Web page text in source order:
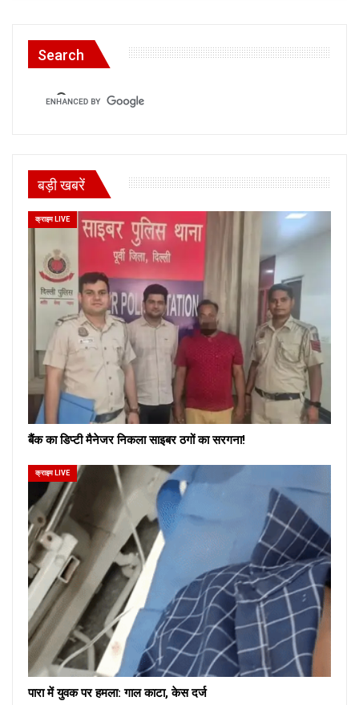
Search
बड़ी खबरें
क्राइम LIVE
बैंक का डिप्टी मैनेजर निकला साइबर ठगों का सरगना!
क्राइम LIVE
पारा में युवक पर हमला: गाल काटा, केस दर्ज